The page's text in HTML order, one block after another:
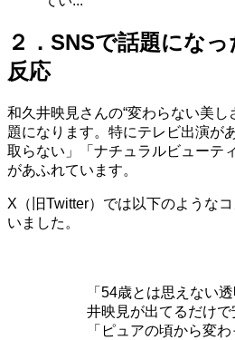
２．SNSで話題にな
反応
和久井映見さんの“変わらない美
題になります。特にテレビ出演が
取らない」「ナチュラルビューテ
があふれています。
X（旧Twitter）では以下のような
いました。
「54歳とは思えない
井映見が出てるだけで
「ピュアの頃から変